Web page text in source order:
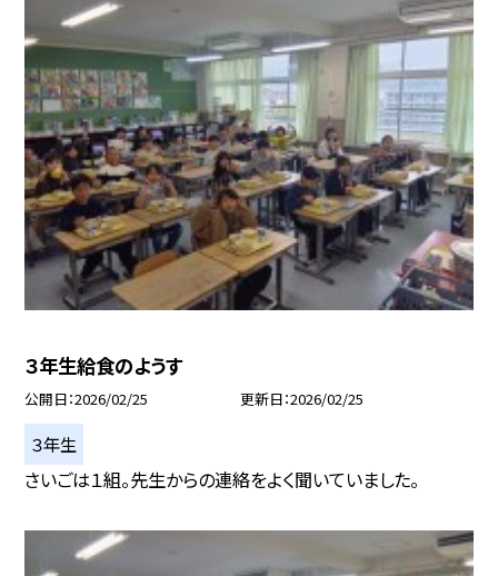
３年生給食のようす
公開日 2026/02/25 更新日 2026/02/25
３年生
さいごは１組。先生からの連絡をよく聞いていました。